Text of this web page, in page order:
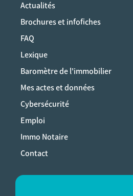
Actualités
Brochures et infofiches
FAQ
Lexique
Baromètre de l'immobilier
Mes actes et données
Cybersécurité
Emploi
Immo Notaire
Contact